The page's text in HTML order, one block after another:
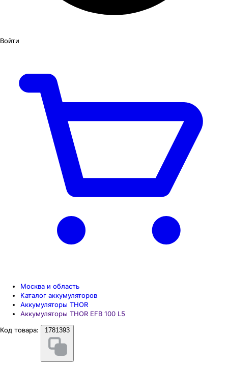
Войти
Москва и область
Каталог аккумуляторов
Аккумуляторы THOR
Аккумуляторы THOR EFB 100 L5
Код товара:
1781393